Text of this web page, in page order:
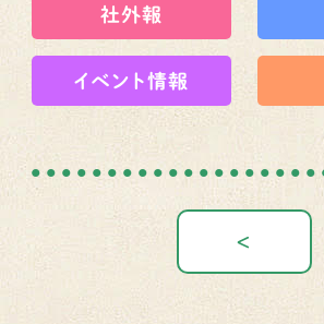
社外報
イベント情報
＜